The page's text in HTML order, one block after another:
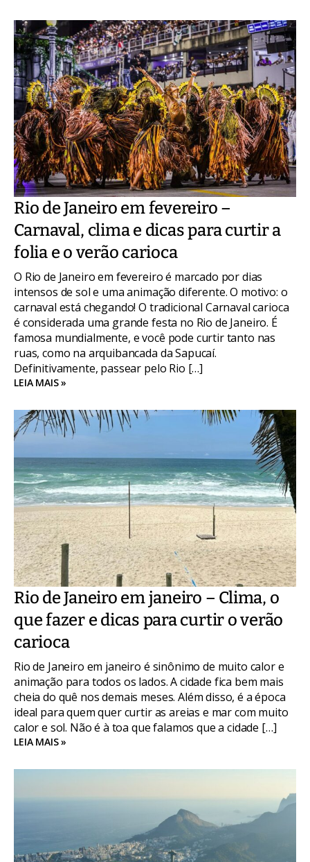
Rio de Janeiro em fevereiro –
Carnaval, clima e dicas para curtir a
folia e o verão carioca
O Rio de Janeiro em fevereiro é marcado por dias
intensos de sol e uma animação diferente. O motivo: o
carnaval está chegando! O tradicional Carnaval carioca
é considerada uma grande festa no Rio de Janeiro. É
famosa mundialmente, e você pode curtir tanto nas
ruas, como na arquibancada da Sapucaí.
Definitivamente, passear pelo Rio […]
LEIA MAIS »
Rio de Janeiro em janeiro – Clima, o
que fazer e dicas para curtir o verão
carioca
Rio de Janeiro em janeiro é sinônimo de muito calor e
animação para todos os lados. A cidade fica bem mais
cheia do quê nos demais meses. Além disso, é a época
ideal para quem quer curtir as areias e mar com muito
calor e sol. Não é à toa que falamos que a cidade […]
LEIA MAIS »